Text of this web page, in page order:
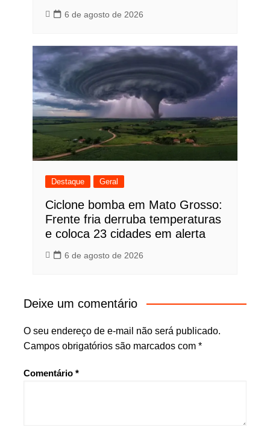
6 de agosto de 2026
Destaque Geral
Ciclone bomba em Mato Grosso:
Frente fria derruba temperaturas
e coloca 23 cidades em alerta
6 de agosto de 2026
Deixe um comentário
O seu endereço de e-mail não será publicado.
Campos obrigatórios são marcados com *
Comentário *